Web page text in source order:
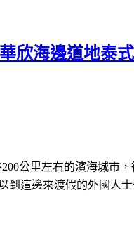
海邊道地泰
公里左右的濱海城市
這邊來渡假的外國人